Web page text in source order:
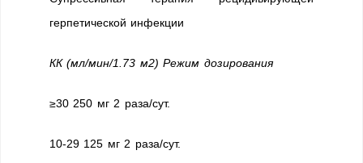
герпетической инфекции
КК (мл/мин/1.73 м2) Режим дозирования
≥30 250 мг 2 раза/сут.
10-29 125 мг 2 раза/сут.